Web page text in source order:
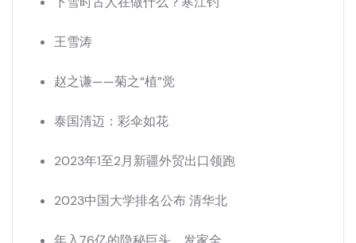
王雪涛
赵之谦——菊之“植”觉
泰国清迈：彩伞如花
2023年1至2月新疆外贸出口领跑
2023中国大学排名公布 清华北